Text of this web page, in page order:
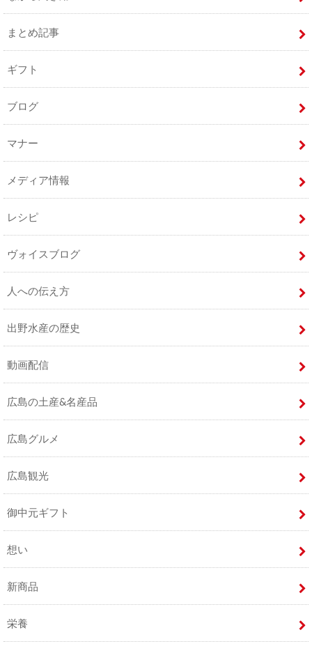
まとめ記事
ギフト
ブログ
マナー
メディア情報
レシピ
ヴォイスブログ
人への伝え方
出野水産の歴史
動画配信
広島の土産&名産品
広島グルメ
広島観光
御中元ギフト
想い
新商品
栄養